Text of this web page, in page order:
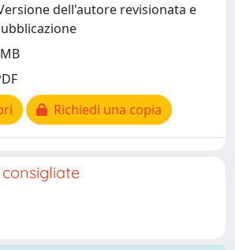
dell'autore revisionata e
Richiedi una copia